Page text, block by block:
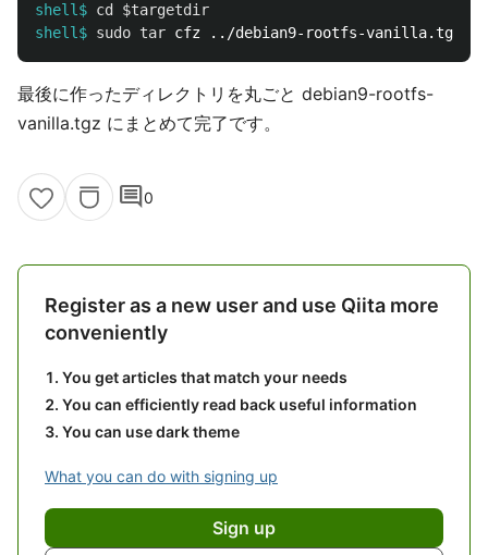
shell$ cd
$targetdir
shell$ sudo tar cfz ../debian9-rootfs-vanilla.tgz
最後に作ったディレクトリを丸ごと debian9-rootfs-
vanilla.tgz にまとめて完了です。
comment0
Register as a new user and use Qiita more
conveniently
You get articles that match your needs
You can efficiently read back useful information
You can use dark theme
What you can do with signing up
Sign up